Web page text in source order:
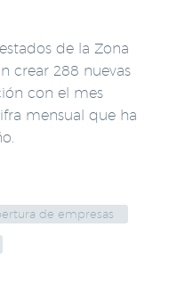
de la Zona
crear 288 nuevas
con el mes
mensual que ha
de empresas